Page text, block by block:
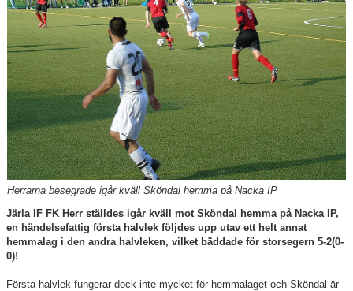
Vårdnadshavare
Sponsorer
Utbildningar
Stipendier
Styrelse och Årsmöte
Kalender
Kvalitetsklubb
Herrarna besegrade igår kväll Sköndal hemma på Nacka IP
Järla IF FK Herr ställdes igår kväll mot Sköndal hemma på Nacka IP,
en händelsefattig första halvlek följdes upp utav ett helt annat
hemmalag i den andra halvleken, vilket bäddade för storsegern 5-2(0-
0)!
Första halvlek fungerar dock inte mycket för hemmalaget och Sköndal är